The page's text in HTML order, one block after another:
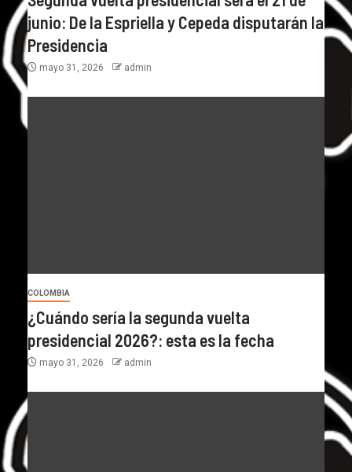
junio: De la Espriella y Cepeda disputarán la
Presidencia
mayo 31, 2026 admin
COLOMBIA
¿Cuándo sería la segunda vuelta
presidencial 2026?: esta es la fecha
mayo 31, 2026 admin